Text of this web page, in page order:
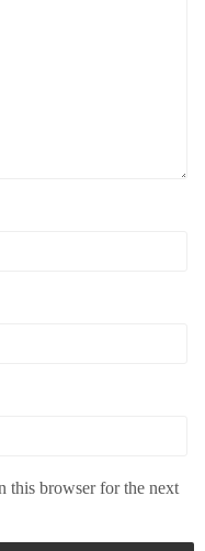
this browser for the next